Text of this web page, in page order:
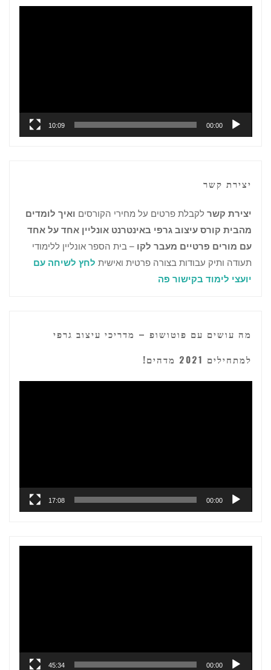
00:00
10:09
יצירת קשר
יצירת קשרלקבלת פרטים על מחירי הקורסים ואיך לומדים
מהבית קורס עיצוב גרפי באינטרנט אונליין אחד על אחד
עם מורים פרטיים מעבר לקו – בית הספר אונליין ללימודי
תעודה ותיק עבודות בצורה פרטית ואישית לחץ לשיחה עם
יועצי לימוד בקישור פה
מה עושים עם פוטושופ – מדריכי עיצוב גרפי
למתחילים 2021 מדהים!
00:00
17:08
00:00
45:34